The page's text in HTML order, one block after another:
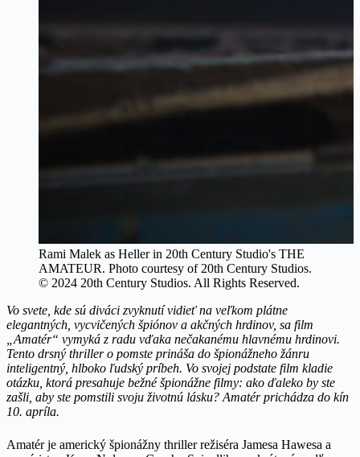
Rami Malek as Heller in 20th Century Studio's THE
AMATEUR. Photo courtesy of 20th Century Studios.
© 2024 20th Century Studios. All Rights Reserved.
Vo svete, kde sú diváci zvyknutí vidieť na veľkom plátne
elegantných, vycvičených špiónov a akčných hrdinov, sa film
„Amatér“ vymyká z radu vďaka nečakanému hlavnému hrdinovi.
Tento drsný thriller o pomste prináša do špionážneho žánru
inteligentný, hlboko ľudský príbeh. Vo svojej podstate film kladie
otázku, ktorá presahuje bežné špionážne filmy: ako ďaleko by ste
zašli, aby ste pomstili svoju životnú lásku? Amatér prichádza do kín
10. apríla.
Amatér je americký špionážny thriller režiséra Jamesa Hawesa a